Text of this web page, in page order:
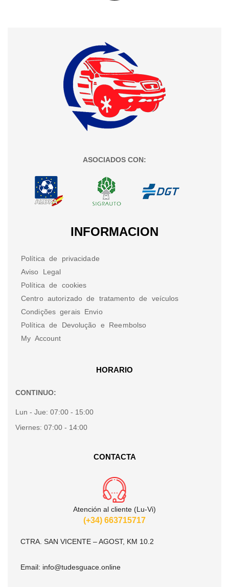
ASOCIADOS CON:
INFORMACION
Política de privacidade
Aviso Legal
Política de cookies
Centro autorizado de tratamento de veículos
Condições gerais Envio
Política de Devolução e Reembolso
My Account
HORARIO
CONTINUO:
Lun - Jue: 07:00 - 15:00
Viernes: 07:00 - 14:00
CONTACTA
Atención al cliente (Lu-Vi)
(+34) 663715717
CTRA. SAN VICENTE – AGOST, KM 10.2
Email: info@tudesguace.online